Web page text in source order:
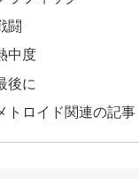
闘
中度
後に
トロイド関連の記事